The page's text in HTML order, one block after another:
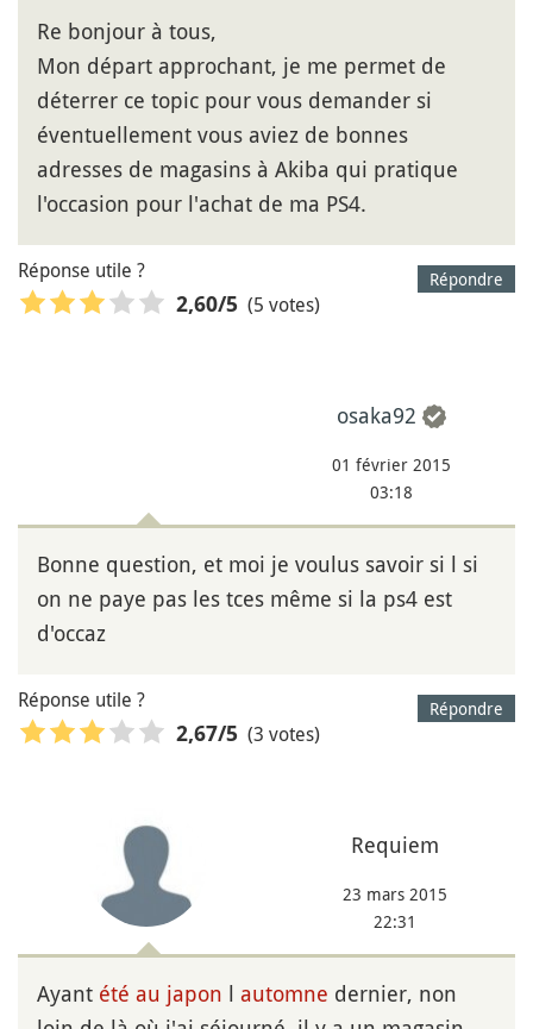
Re bonjour à tous,
Mon départ approchant, je me permet de
déterrer ce topic pour vous demander si
éventuellement vous aviez de bonnes
adresses de magasins à Akiba qui pratique
l'occasion pour l'achat de ma PS4.
Répondre
Réponse utile ?
2,60/5 (5 votes)
osaka92
01 février 2015
03:18
Bonne question, et moi je voulus savoir si l si
on ne paye pas les tces même si la ps4 est
d'occaz
Répondre
Réponse utile ?
2,67/5 (3 votes)
Requiem
23 mars 2015
22:31
Ayant été au japon l automne dernier, non